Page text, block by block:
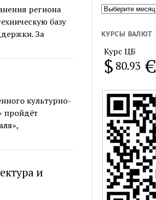
региона
базу
За
культурно-
пройдёт
и
Популярное
месяц
КУРСЫ ВАЛЮТ
Курс ЦБ
$ 80.93 €